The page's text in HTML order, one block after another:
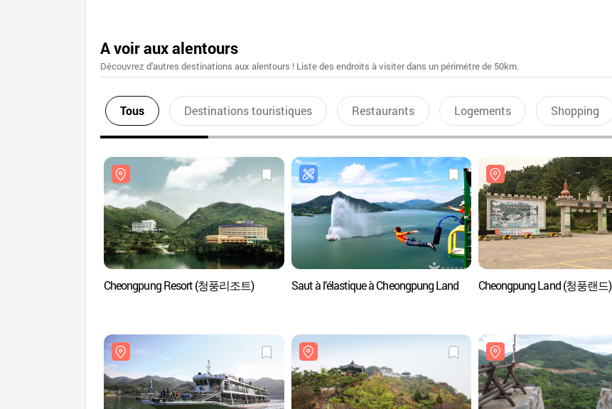
A voir aux alentours
Découvrez d'autres destinations aux alentours ! Liste des endroits à visiter dans un périmétre de 50km.
Tous Destinations touristiques Restaurants Logements Shopping
Cheongpung Resort (청풍리조트) Saut à l’élastique à Cheongpung Land Cheongpung Land (청풍랜드)